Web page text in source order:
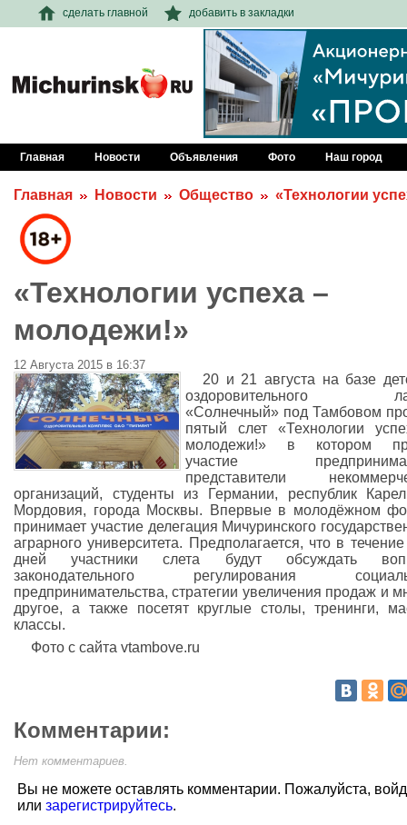
сделать главной добавить в закладки
Главная Новости Объявления Фото Наш город
Главная Новости Общество «Технологии
«Технологии успеха –
молодежи!»
12 Августа 2015 в 16:37
20 и 21 августа на базе
оздоровительного
«Солнечный» под Тамбовом
пятый слет «Технологии
молодежи!» в котором
участие
представители
организаций, студенты из Германии, республик
Мордовия, города Москвы. Впервые в молодёжном
принимает участие делегация Мичуринского
аграрного университета. Предполагается, что в
дней участники слета будут обсуждать
законодательного регулирования
предпринимательства, стратегии увеличения продаж и
другое, а также посетят круглые столы, тренинги,
классы.
Фото с сайта vtambove.ru
Комментарии:
Нет комментариев.
Вы не можете оставлять комментарии. Пожалуйста,
или зарегистрируйтесь.